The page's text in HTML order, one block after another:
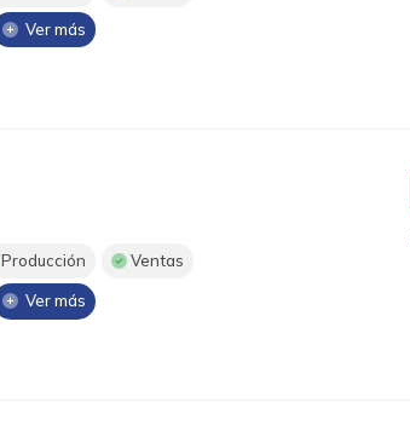
Ver más
Producción Ventas
Ver más